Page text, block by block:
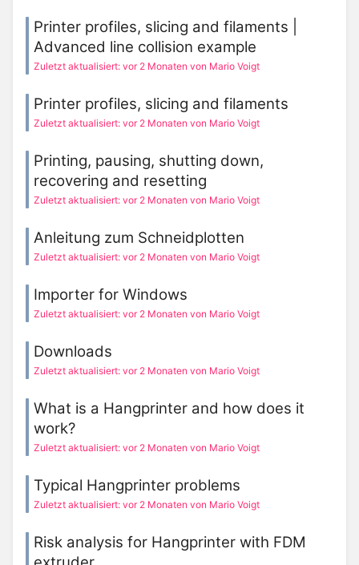
Printer profiles, slicing and filaments |
Advanced line collision example
Zuletzt aktualisiert: vor 2 Monaten von Mario Voigt
Printer profiles, slicing and filaments
Zuletzt aktualisiert: vor 2 Monaten von Mario Voigt
Printing, pausing, shutting down,
recovering and resetting
Zuletzt aktualisiert: vor 2 Monaten von Mario Voigt
Anleitung zum Schneidplotten
Zuletzt aktualisiert: vor 2 Monaten von Mario Voigt
Importer for Windows
Zuletzt aktualisiert: vor 2 Monaten von Mario Voigt
Downloads
Zuletzt aktualisiert: vor 2 Monaten von Mario Voigt
What is a Hangprinter and how does it
work?
Zuletzt aktualisiert: vor 2 Monaten von Mario Voigt
Typical Hangprinter problems
Zuletzt aktualisiert: vor 2 Monaten von Mario Voigt
Risk analysis for Hangprinter with FDM